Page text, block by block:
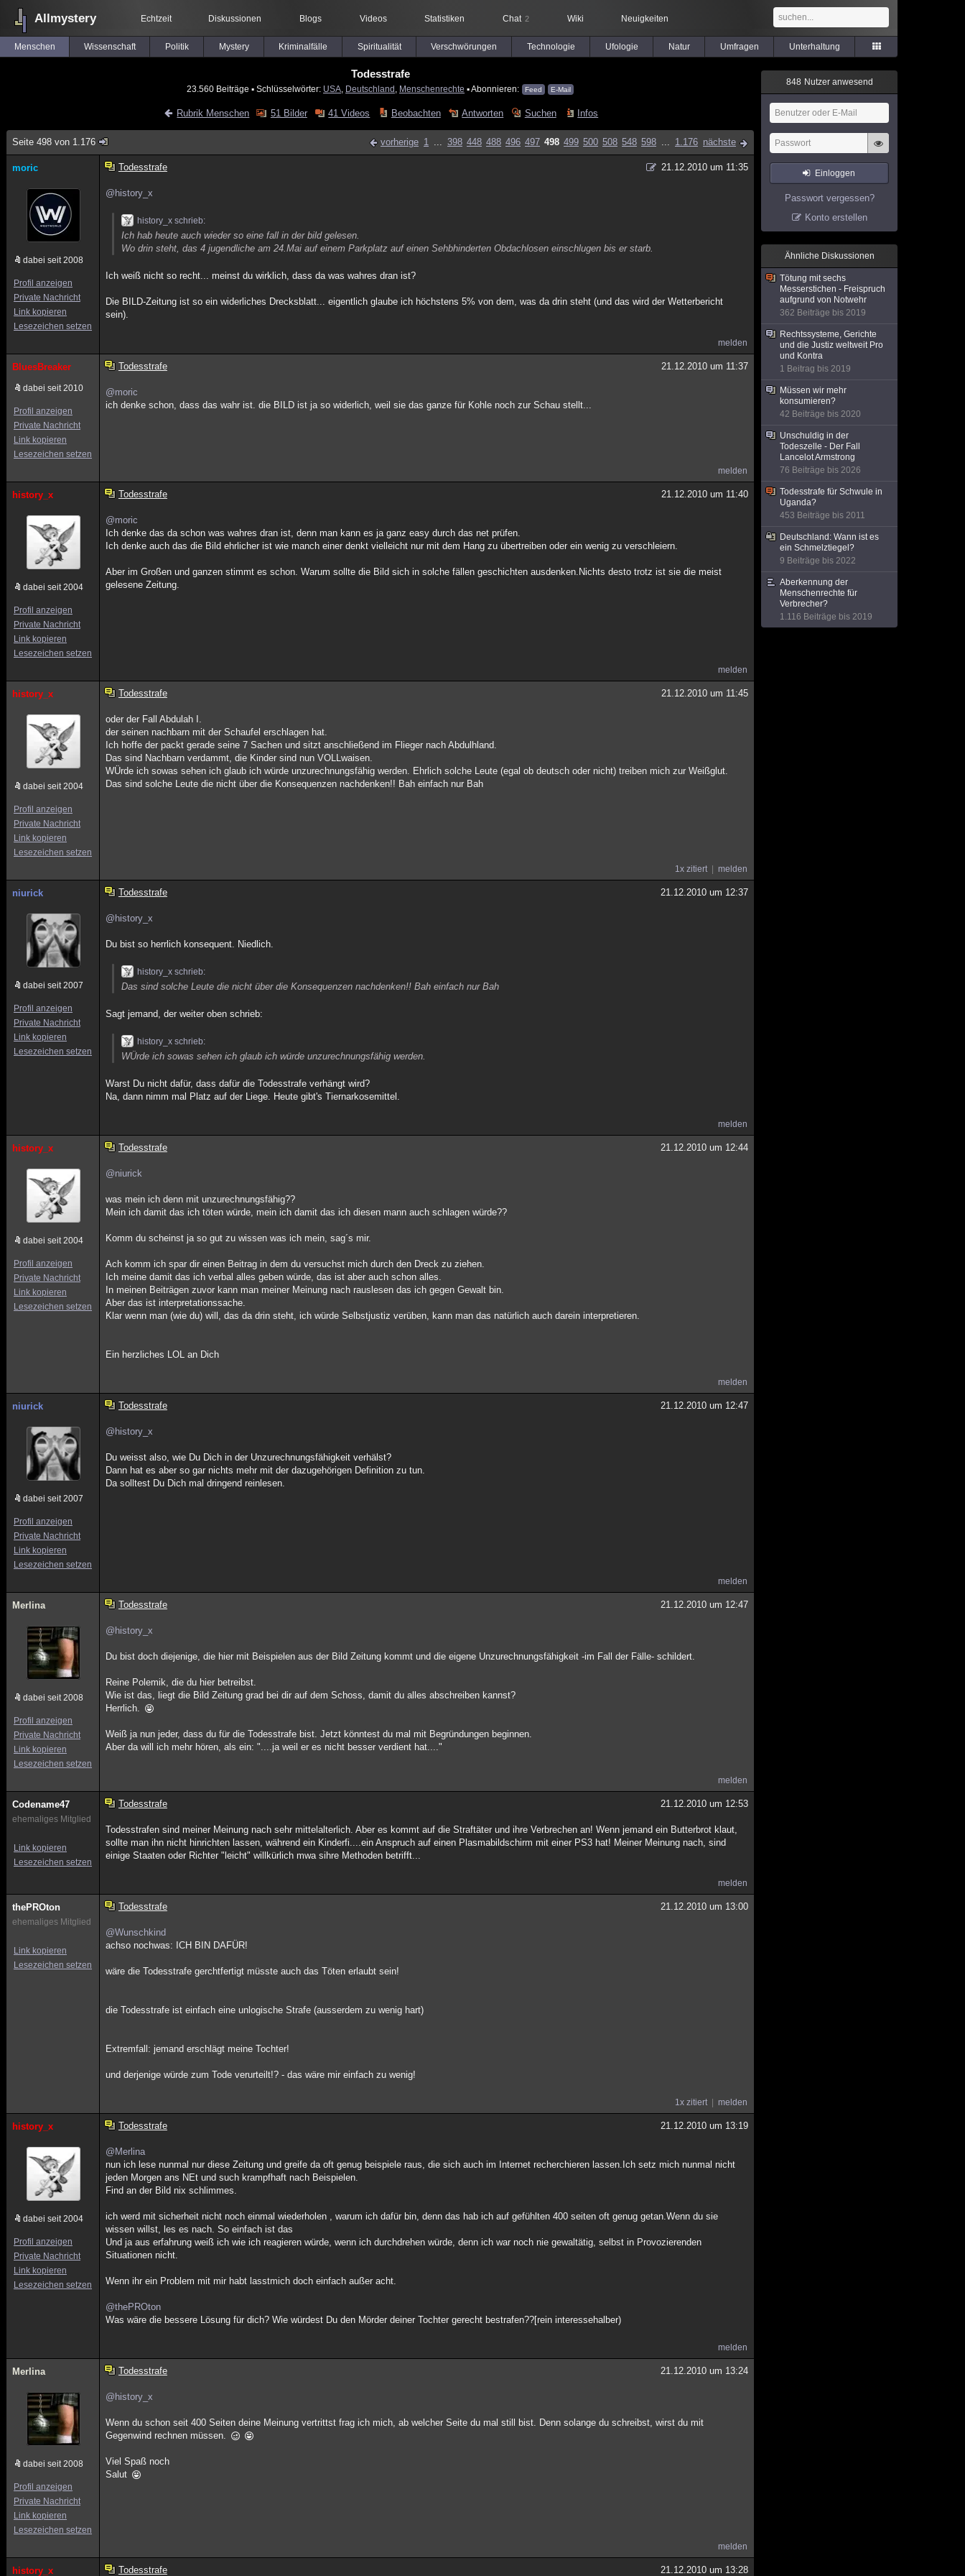
Allmystery Echtzeit Diskussionen Blogs Videos Statistiken Chat 2 Wiki Neuigkeiten
Menschen Wissenschaft Politik Mystery Kriminalfälle Spiritualität Verschwörungen Technologie Ufologie Natur Umfragen Unterhaltung
Todesstrafe
23.560 Beiträge ▪ Schlüsselwörter: USA Deutschland Menschenrechte ▪ Abonnieren: Feed E-Mail
Rubrik Menschen 51 Bilder 41 Videos Beobachten Antworten Suchen Infos
Seite 498 von 1.176 vorherige 1 ... 398 448 488 496 497 498 499 500 508 548 598 ... 1.176 nächste
moric
dabei seit 2008
Profil anzeigen
Private Nachricht
Link kopieren
Lesezeichen setzen
Todesstrafe 21.12.2010 um 11:35
@history_x
history_x schrieb:
Ich hab heute auch wieder so eine fall in der bild gelesen.
Wo drin steht, das 4 jugendliche am 24.Mai auf einem Parkplatz auf einen Sehbhinderten Obdachlosen einschlugen bis er starb.
Ich weiß nicht so recht... meinst du wirklich, dass da was wahres dran ist?
Die BILD-Zeitung ist so ein widerliches Drecksblatt... eigentlich glaube ich höchstens 5% von dem, was da drin steht (und das wird der Wetterbericht
sein).
melden
BluesBreaker
dabei seit 2010
Profil anzeigen
Private Nachricht
Link kopieren
Lesezeichen setzen
Todesstrafe 21.12.2010 um 11:37
@moric
ich denke schon, dass das wahr ist. die BILD ist ja so widerlich, weil sie das ganze für Kohle noch zur Schau stellt...
melden
history_x
dabei seit 2004
Profil anzeigen
Private Nachricht
Link kopieren
Lesezeichen setzen
Todesstrafe 21.12.2010 um 11:40
@moric
Ich denke das da schon was wahres dran ist, denn man kann es ja ganz easy durch das net prüfen.
Ich denke auch das die Bild ehrlicher ist wie manch einer denkt vielleicht nur mit dem Hang zu übertreiben oder ein wenig zu verschleiern.
Aber im Großen und ganzen stimmt es schon. Warum sollte die Bild sich in solche fällen geschichten ausdenken.Nichts desto trotz ist sie die meist
gelesene Zeitung.
melden
history_x
dabei seit 2004
Profil anzeigen
Private Nachricht
Link kopieren
Lesezeichen setzen
Todesstrafe 21.12.2010 um 11:45
oder der Fall Abdulah I.
der seinen nachbarn mit der Schaufel erschlagen hat.
Ich hoffe der packt gerade seine 7 Sachen und sitzt anschließend im Flieger nach Abdulhland.
Das sind Nachbarn verdammt, die Kinder sind nun VOLLwaisen.
WÜrde ich sowas sehen ich glaub ich würde unzurechnungsfähig werden. Ehrlich solche Leute (egal ob deutsch oder nicht) treiben mich zur Weißglut.
Das sind solche Leute die nicht über die Konsequenzen nachdenken!! Bah einfach nur Bah
1x zitiert melden
niurick
dabei seit 2007
Profil anzeigen
Private Nachricht
Link kopieren
Lesezeichen setzen
Todesstrafe 21.12.2010 um 12:37
@history_x
Du bist so herrlich konsequent. Niedlich.
history_x schrieb:
Das sind solche Leute die nicht über die Konsequenzen nachdenken!! Bah einfach nur Bah
Sagt jemand, der weiter oben schrieb:
history_x schrieb:
WÜrde ich sowas sehen ich glaub ich würde unzurechnungsfähig werden.
Warst Du nicht dafür, dass dafür die Todesstrafe verhängt wird?
Na, dann nimm mal Platz auf der Liege. Heute gibt's Tiernarkosemittel.
melden
history_x
dabei seit 2004
Profil anzeigen
Private Nachricht
Link kopieren
Lesezeichen setzen
Todesstrafe 21.12.2010 um 12:44
@niurick
was mein ich denn mit unzurechnungsfähig??
Mein ich damit das ich töten würde, mein ich damit das ich diesen mann auch schlagen würde??
Komm du scheinst ja so gut zu wissen was ich mein, sag´s mir.
Ach komm ich spar dir einen Beitrag in dem du versuchst mich durch den Dreck zu ziehen.
Ich meine damit das ich verbal alles geben würde, das ist aber auch schon alles.
In meinen Beiträgen zuvor kann man meiner Meinung nach rauslesen das ich gegen Gewalt bin.
Aber das ist interpretationssache.
Klar wenn man (wie du) will, das da drin steht, ich würde Selbstjustiz verüben, kann man das natürlich auch darein interpretieren.
Ein herzliches LOL an Dich
melden
niurick
dabei seit 2007
Profil anzeigen
Private Nachricht
Link kopieren
Lesezeichen setzen
Todesstrafe 21.12.2010 um 12:47
@history_x
Du weisst also, wie Du Dich in der Unzurechnungsfähigkeit verhälst?
Dann hat es aber so gar nichts mehr mit der dazugehörigen Definition zu tun.
Da solltest Du Dich mal dringend reinlesen.
melden
Merlina
dabei seit 2008
Profil anzeigen
Private Nachricht
Link kopieren
Lesezeichen setzen
Todesstrafe 21.12.2010 um 12:47
@history_x
Du bist doch diejenige, die hier mit Beispielen aus der Bild Zeitung kommt und die eigene Unzurechnungsfähigkeit -im Fall der Fälle- schildert.
Reine Polemik, die du hier betreibst.
Wie ist das, liegt die Bild Zeitung grad bei dir auf dem Schoss, damit du alles abschreiben kannst?
Herrlich.
Weiß ja nun jeder, dass du für die Todesstrafe bist. Jetzt könntest du mal mit Begründungen beginnen.
Aber da will ich mehr hören, als ein: "....ja weil er es nicht besser verdient hat...."
melden
Codename47
ehemaliges Mitglied
Link kopieren
Lesezeichen setzen
Todesstrafe 21.12.2010 um 12:53
Todesstrafen sind meiner Meinung nach sehr mittelalterlich. Aber es kommt auf die Straftäter und ihre Verbrechen an! Wenn jemand ein Butterbrot klaut,
sollte man ihn nicht hinrichten lassen, während ein Kinderfi....ein Anspruch auf einen Plasmabildschirm mit einer PS3 hat! Meiner Meinung nach, sind
einige Staaten oder Richter "leicht" willkürlich mwa sihre Methoden betrifft...
melden
thePROton
ehemaliges Mitglied
Link kopieren
Lesezeichen setzen
Todesstrafe 21.12.2010 um 13:00
@Wunschkind
achso nochwas: ICH BIN DAFÜR!
wäre die Todesstrafe gerchtfertigt müsste auch das Töten erlaubt sein!
die Todesstrafe ist einfach eine unlogische Strafe (ausserdem zu wenig hart)
Extremfall: jemand erschlägt meine Tochter!
und derjenige würde zum Tode verurteilt!? - das wäre mir einfach zu wenig!
1x zitiert melden
history_x
dabei seit 2004
Profil anzeigen
Private Nachricht
Link kopieren
Lesezeichen setzen
Todesstrafe 21.12.2010 um 13:19
@Merlina
nun ich lese nunmal nur diese Zeitung und greife da oft genug beispiele raus, die sich auch im Internet recherchieren lassen.Ich setz mich nunmal nicht
jeden Morgen ans NEt und such krampfhaft nach Beispielen.
Find an der Bild nix schlimmes.
ich werd mit sicherheit nicht noch einmal wiederholen , warum ich dafür bin, denn das hab ich auf gefühlten 400 seiten oft genug getan.Wenn du sie
wissen willst, les es nach. So einfach ist das
Und ja aus erfahrung weiß ich wie ich reagieren würde, wenn ich durchdrehen würde, denn ich war noch nie gewaltätig, selbst in Provozierenden
Situationen nicht.
Wenn ihr ein Problem mit mir habt lasstmich doch einfach außer acht.
@thePROton
Was wäre die bessere Lösung für dich? Wie würdest Du den Mörder deiner Tochter gerecht bestrafen??[rein interessehalber)
melden
Merlina
dabei seit 2008
Profil anzeigen
Private Nachricht
Link kopieren
Lesezeichen setzen
Todesstrafe 21.12.2010 um 13:24
@history_x
Wenn du schon seit 400 Seiten deine Meinung vertrittst frag ich mich, ab welcher Seite du mal still bist. Denn solange du schreibst, wirst du mit
Gegenwind rechnen müssen.
Viel Spaß noch
Salut
melden
history_x Todesstrafe 21.12.2010 um 13:28
848 Nutzer anwesend
Einloggen
Passwort vergessen?
Konto erstellen
Ähnliche Diskussionen
Tötung mit sechs
Messerstichen - Freispruch
aufgrund von Notwehr
362 Beiträge bis 2019
Rechtssysteme, Gerichte
und die Justiz weltweit Pro
und Kontra
1 Beitrag bis 2019
Müssen wir mehr
konsumieren?
42 Beiträge bis 2020
Unschuldig in der
Todeszelle - Der Fall
Lancelot Armstrong
76 Beiträge bis 2026
Todesstrafe für Schwule in
Uganda?
453 Beiträge bis 2011
Deutschland: Wann ist es
ein Schmelztiegel?
9 Beiträge bis 2022
Aberkennung der
Menschenrechte für
Verbrecher?
1.116 Beiträge bis 2019